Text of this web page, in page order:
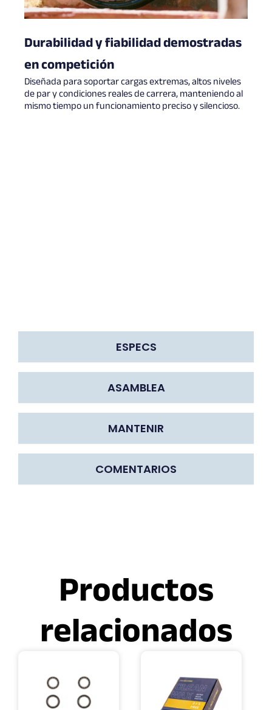
ESPECS
ASAMBLEA
MANTENIR
COMENTARIOS
Durabilidad y fiabilidad demostradas
en competición
Diseñada para soportar cargas extremas, altos niveles
de par y condiciones reales de carrera, manteniendo al
mismo tiempo un funcionamiento preciso y silencioso.
Productos
relacionados